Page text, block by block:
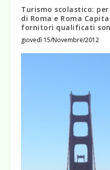
Turismo scolastico:
di Roma e Roma
fornitori qualificati
giovedì 15/Novembre/2012